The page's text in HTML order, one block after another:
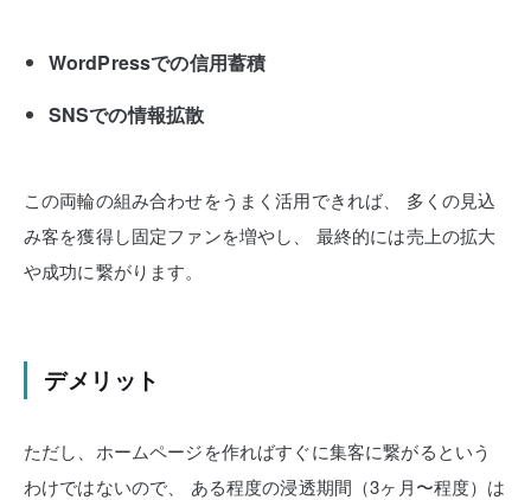
WordPressでの信用蓄積
SNSでの情報拡散
この両輪の組み合わせをうまく活用できれば、
多くの見込
み客を獲得し固定ファンを増やし、
最終的には売上の拡大
や成功に繋がります。
デメリット
ただし、ホームページを作ればすぐに集客に繋がるという
わけではないので、
ある程度の浸透期間（3ヶ月〜程度）は